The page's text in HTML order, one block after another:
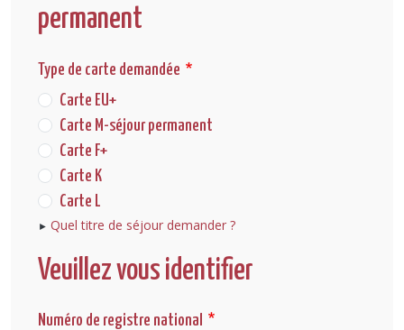
permanent
Type de carte demandée
Carte EU+
Carte M-séjour permanent
Carte F+
Carte K
Carte L
Quel titre de séjour demander ?
Veuillez vous identifier
Numéro de registre national